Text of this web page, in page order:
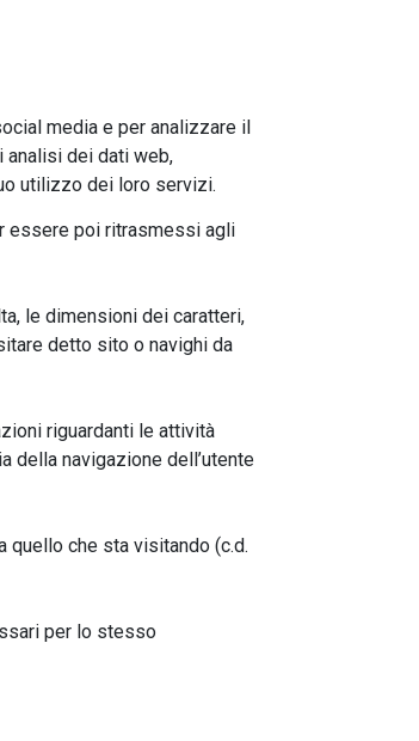
media e per analizzare il
analisi dei dati web,
utilizzo dei loro servizi.
essere poi ritrasmessi agli
le dimensioni dei caratteri,
detto sito o navighi da
riguardanti le attività
della navigazione dell’utente
quello che sta visitando (c.d.
per lo stesso